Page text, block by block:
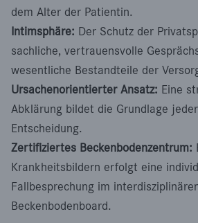
dem Alter der Patientin.
Intimsphäre: Der Schutz der
sachliche, vertrauensvolle
wesentliche Bestandteile der
Ursachenorientierter Ansatz: Eine
Abklärung bildet die Grundlage
Entscheidung.
Zertifiziertes Beckenbodenzentrum:
Krankheitsbildern erfolgt eine
Fallbesprechung im
Beckenbodenboard.